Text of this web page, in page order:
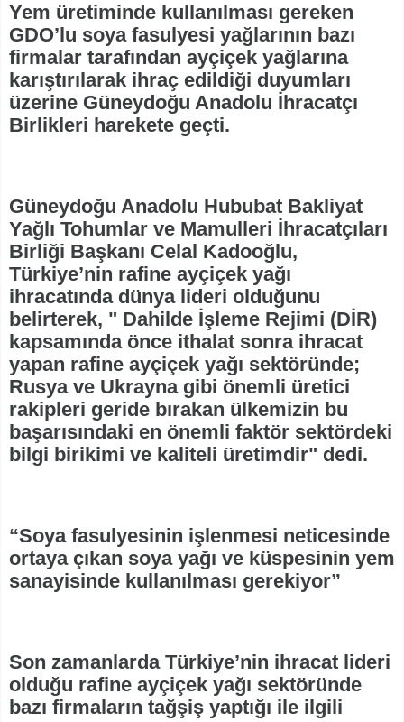
Yem üretiminde kullanılması gereken
GDO’lu soya fasulyesi yağlarının bazı
firmalar tarafından ayçiçek yağlarına
karıştırılarak ihraç edildiği duyumları
üzerine Güneydoğu Anadolu İhracatçı
Birlikleri harekete geçti.
Güneydoğu Anadolu Hububat Bakliyat
Yağlı Tohumlar ve Mamulleri İhracatçıları
Birliği Başkanı Celal Kadooğlu,
Türkiye’nin rafine ayçiçek yağı
ihracatında dünya lideri olduğunu
belirterek, " Dahilde İşleme Rejimi (DİR)
kapsamında önce ithalat sonra ihracat
yapan rafine ayçiçek yağı sektöründe;
Rusya ve Ukrayna gibi önemli üretici
rakipleri geride bırakan ülkemizin bu
başarısındaki en önemli faktör sektördeki
bilgi birikimi ve kaliteli üretimdir" dedi.
“Soya fasulyesinin işlenmesi neticesinde
ortaya çıkan soya yağı ve küspesinin yem
sanayisinde kullanılması gerekiyor”
Son zamanlarda Türkiye’nin ihracat lideri
olduğu rafine ayçiçek yağı sektöründe
bazı firmaların tağşiş yaptığı ile ilgili